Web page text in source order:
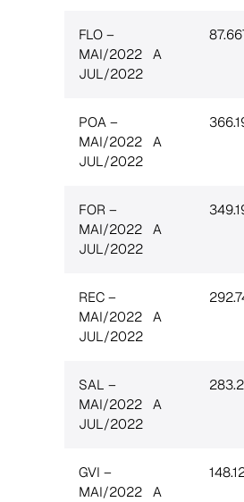
FLO –
MAI/2022 A
JUL/2022
POA –
MAI/2022 A
JUL/2022
FOR –
MAI/2022 A
JUL/2022
REC –
MAI/2022 A
JUL/2022
SAL –
MAI/2022 A
JUL/2022
GVI –
MAI/2022 A